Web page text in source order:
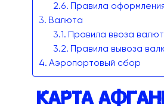
Правила
Валюта
Правила ввоза
Правила вывоза
Аэропортовый сбор
Карта